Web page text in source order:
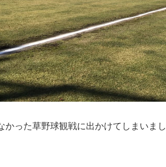
かった草野球観戦に出かけてしまいまし